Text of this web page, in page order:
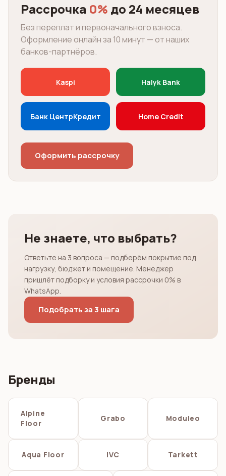
Рассрочка 0% до 24 месяцев
Без переплат и первоначального взноса.
Оформление онлайн за 10 минут — от наших
банков-партнёров.
Kaspi Halyk Bank
Банк ЦентрКредит Home Credit
Оформить рассрочку
Не знаете, что выбрать?
Ответьте на 3 вопроса — подберём покрытие под
нагрузку, бюджет и помещение. Менеджер
пришлёт подборку и условия рассрочки 0% в
WhatsApp.
Подобрать за 3 шага
Бренды
Alpine
Floor
Grabo Moduleo
Aqua Floor IVC Tarkett